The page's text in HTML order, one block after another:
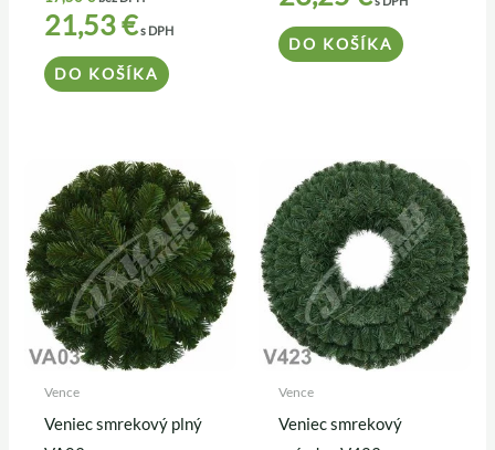
21,53€s DPH
DO KOŠÍKA
DO KOŠÍKA
Vence
Veniec smrekový plný
Vence
Veniec smrekový